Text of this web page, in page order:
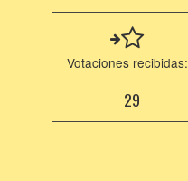
Votaciones recibidas:
29